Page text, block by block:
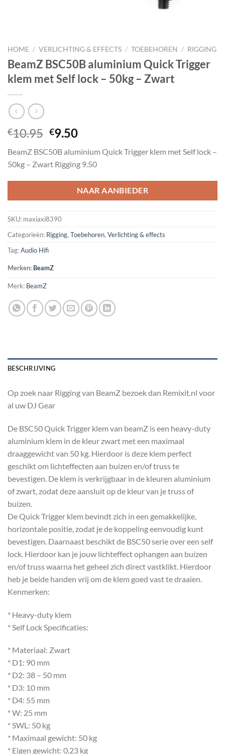
HOME / VERLICHTING & EFFECTS / TOEBEHOREN / RIGGING
BeamZ BSC50B aluminium Quick Trigger
klem met Self lock – 50kg – Zwart
€10.95 Oorspronkelijke
was:
€10.95.
€9.50Huidige
is:
€9.50.
BeamZ BSC50B aluminium Quick Trigger klem met Self lock –
50kg – Zwart Rigging 9.50
NAAR AANBIEDER
SKU: maxiaxi8390
Categorieën: Rigging, Toebehoren, Verlichting & effects
Tag:Audio Hifi
Merken: BeamZ
Merk: BeamZ
BESCHRIJVING
Op zoek naar Rigging van BeamZ bezoek dan Remixit.nl voor
al uw DJ Gear
De BSC50 Quick Trigger klem van beamZ is een heavy-duty
aluminium klem in de kleur zwart met een maximaal
draaggewicht van 50 kg. Hierdoor is deze klem perfect
geschikt om lichteffecten aan buizen en/of truss te
bevestigen. De klem is verkrijgbaar in de kleuren aluminium
of zwart, zodat deze aansluit op de kleur van je truss of
buizen.
De Quick Trigger klem bevindt zich in een gemakkelijke,
horizontale positie, zodat je de koppeling eenvoudig kunt
bevestigen. Daarnaast beschikt de BSC50 serie over een self
lock. Hierdoor kan je jouw lichteffect ophangen aan buizen
en/of truss waarna het geheel zich direct vastklikt. Hierdoor
heb je beide handen vrij om de klem goed vast te draaien.
Kenmerken:
* Heavy-duty klem
* Self Lock Specificaties:
* Materiaal: Zwart
* D1: 90 mm
* D2: 38 – 50 mm
* D3: 10 mm
* D4: 55 mm
* W: 25 mm
* SWL: 50 kg
* Maximaal gewicht: 50 kg
* Eigen gewicht: 0.23 kg